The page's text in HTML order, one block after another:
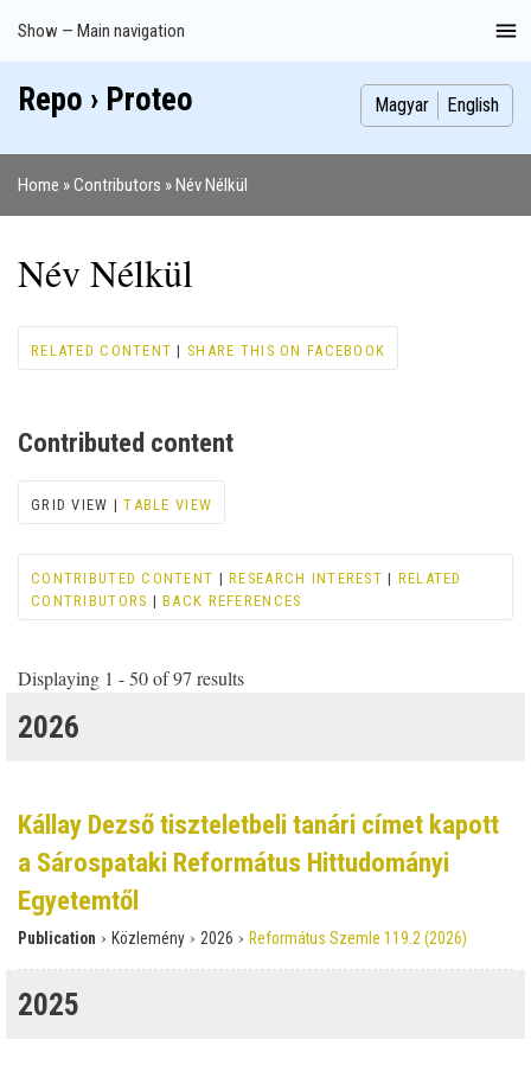
Main
navigation
Show — Main navigation
Index
Publications
Theses
Images
Contributors
Repo › Proteo Magyar English
Home Contributors Név Nélkül
Név Nélkül
RELATED CONTENT | SHARE THIS ON FACEBOOK
Contributed content
GRID VIEW |TABLE VIEW
CONTRIBUTED CONTENT |RESEARCH INTEREST | RELATED
CONTRIBUTORS |BACK REFERENCES
Displaying 1 - 50 of 97 results
2026
Kállay Dezső tiszteletbeli tanári címet kapott
a Sárospataki Református Hittudományi
Egyetemtől
Publication › Közlemény › 2026 › Református Szemle 119.2 (2026)
2025